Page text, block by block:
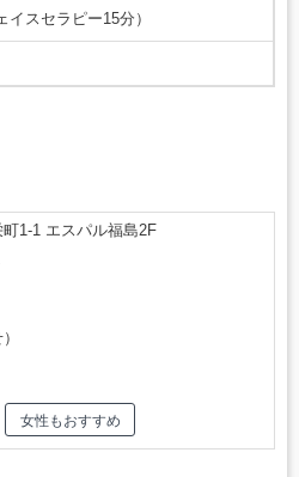
イスセラピー15分）
1-1 エスパル福島2F
女性もおすすめ